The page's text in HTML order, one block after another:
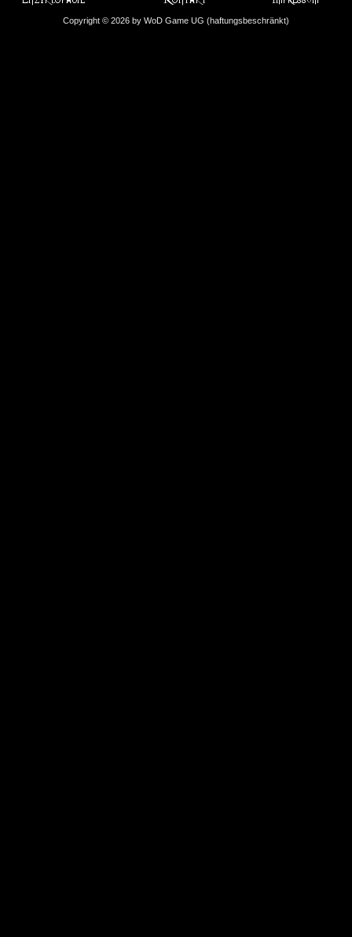
Copyright © 2026 by WoD Game UG (haftungsbeschränkt)